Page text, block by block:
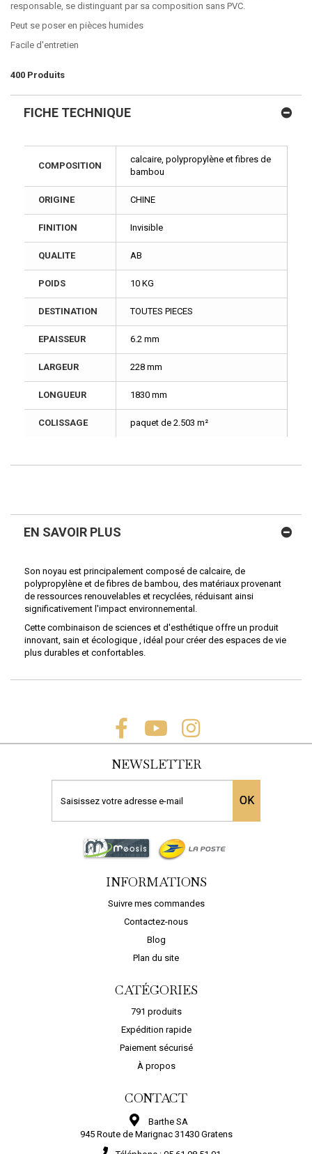
responsable, se distinguant par sa composition sans PVC.
Peut se poser en pièces humides
Facile d'entretien
400 Produits
FICHE TECHNIQUE
COMPOSITION
calcaire, polypropylène et fibres de
bambou
ORIGINE CHINE
FINITION Invisible
QUALITE AB
POIDS 10 KG
DESTINATION TOUTES PIECES
EPAISSEUR 6.2 mm
LARGEUR 228 mm
LONGUEUR 1830 mm
COLISSAGE paquet de 2.503 m²
EN SAVOIR PLUS
Son noyau est principalement composé de calcaire, de
polypropylène et de fibres de bambou, des matériaux provenant
de ressources renouvelables et recyclées, réduisant ainsi
significativement l'impact environnemental.
Cette combinaison de sciences et d'esthétique offre un produit
innovant, sain et écologique , idéal pour créer des espaces de vie
plus durables et confortables.
NEWSLETTER
OK
INFORMATIONS
Suivre mes commandes
Contactez-nous
Blog
Plan du site
CATÉGORIES
791 produits
Expédition rapide
Paiement sécurisé
À propos
CONTACT
Barthe SA
945 Route de Marignac 31430 Gratens